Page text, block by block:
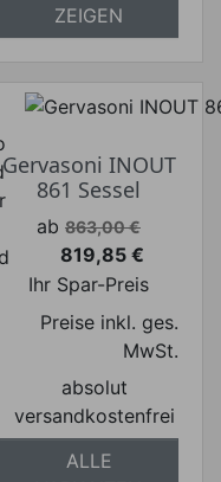
ZEIGEN
Gervasoni INOUT
861 Sessel
Verkaufspreis
ab 863,00 €
Preis
819,85 €
Ihr Spar-Preis
Preise inkl. ges.
MwSt.
absolut
versandkostenfrei
ALLE